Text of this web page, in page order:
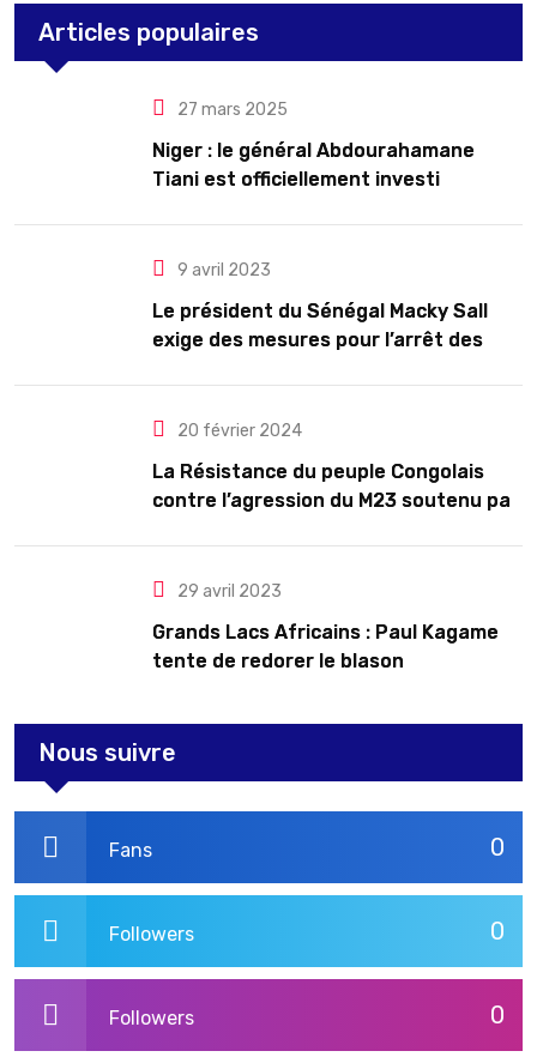
Articles populaires
27 mars 2025
Niger : le général Abdourahamane
Tiani est officiellement investi
9 avril 2023
Le président du Sénégal Macky Sall
exige des mesures pour l’arrêt des
20 février 2024
La Résistance du peuple Congolais
contre l’agression du M23 soutenu par
29 avril 2023
Grands Lacs Africains : Paul Kagame
tente de redorer le blason
Nous suivre
0
Fans
0
Followers
0
Followers